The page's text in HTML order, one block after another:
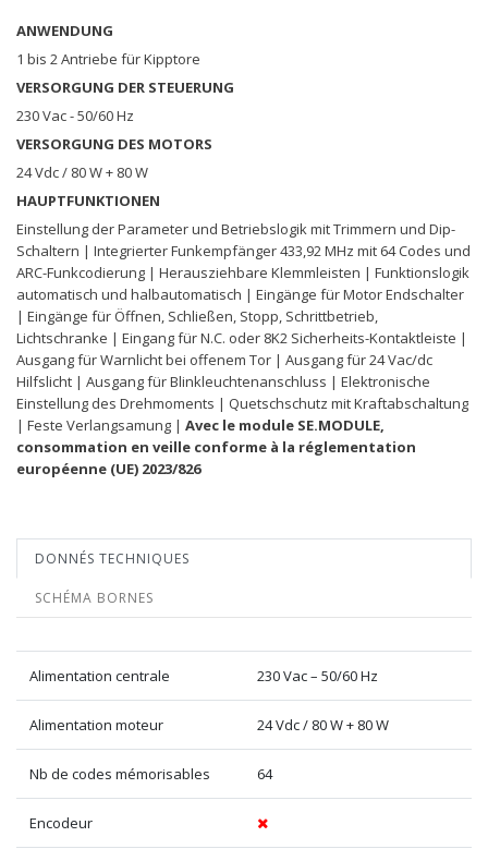
ANWENDUNG
1 bis 2 Antriebe für Kipptore
VERSORGUNG DER STEUERUNG
230 Vac - 50/60 Hz
VERSORGUNG DES MOTORS
24 Vdc / 80 W + 80 W
HAUPTFUNKTIONEN
Einstellung der Parameter und Betriebslogik mit Trimmern und Dip-
Schaltern | Integrierter Funkempfänger 433,92 MHz mit 64 Codes und
ARC-Funkcodierung | Herausziehbare Klemmleisten | Funktionslogik
automatisch und halbautomatisch | Eingänge für Motor Endschalter
| Eingänge für Öffnen, Schließen, Stopp, Schrittbetrieb,
Lichtschranke | Eingang für N.C. oder 8K2 Sicherheits-Kontaktleiste |
Ausgang für Warnlicht bei offenem Tor | Ausgang für 24 Vac/dc
Hilfslicht | Ausgang für Blinkleuchtenanschluss | Elektronische
Einstellung des Drehmoments | Quetschschutz mit Kraftabschaltung
| Feste Verlangsamung | Avec le module SE.MODULE,
consommation en veille conforme à la réglementation
européenne (UE) 2023/826
DONNÉS TECHNIQUES
SCHÉMA BORNES
Alimentation centrale 230 Vac – 50/60 Hz
Alimentation moteur 24 Vdc / 80 W + 80 W
Nb de codes mémorisables 64
Encodeur